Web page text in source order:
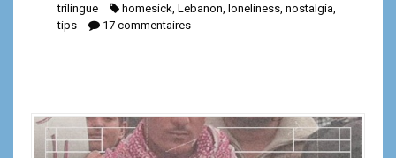
trilingue
homesick Lebanon loneliness nostalgia
tips
17 commentaires